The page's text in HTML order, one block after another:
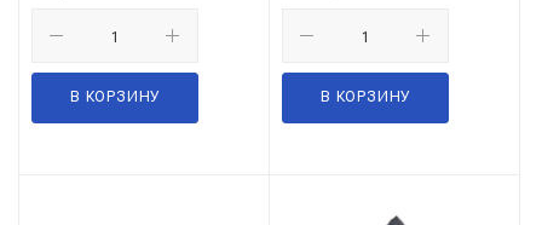
В КОРЗИНУ В КОРЗИНУ